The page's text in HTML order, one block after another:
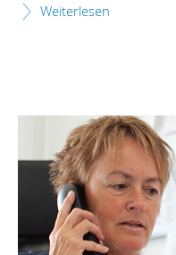
Weiterlesen